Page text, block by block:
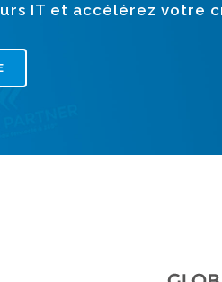
IT et accélérez votre